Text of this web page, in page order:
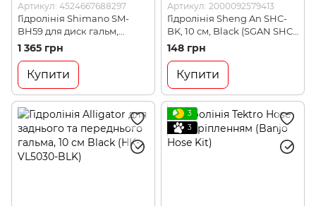
Артикул: 4524667688297
Гідролінія Shimano SM-
BH59 для диск гальм,
1000мм з комплектом
з'єднання, чорн
(4524667688297)
1 365 грн
Купити
Артикул: 2000092579413
Гідролінія Sheng An SHC-
BK, 10 см, Black (SGAN SHC-
BK)
148 грн
Купити
3
3